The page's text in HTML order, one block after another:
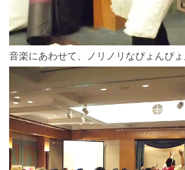
音楽にあわせて、ノリノリなぴょんぴょ